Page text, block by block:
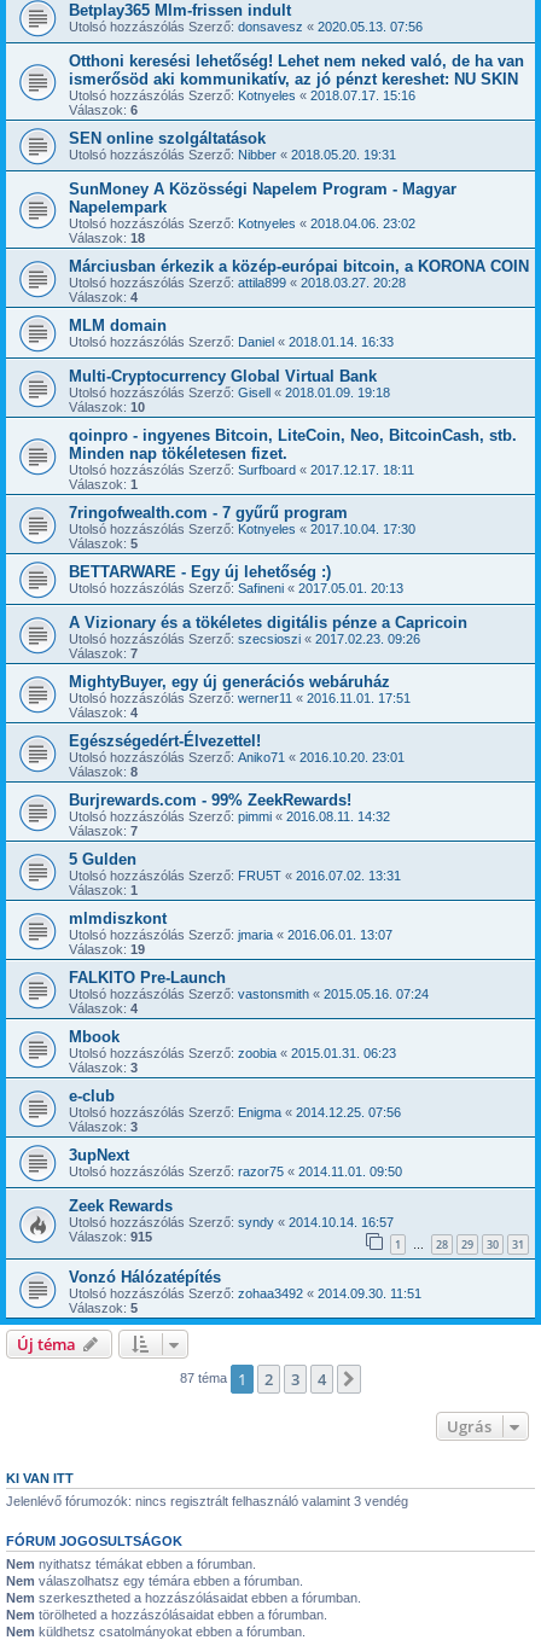
Betplay365 Mlm-frissen indult
Utolsó hozzászólás Szerző: donsavesz « 2020.05.13. 07:56
Otthoni keresési lehetőség! Lehet nem neked való, de ha van
ismerősöd aki kommunikatív, az jó pénzt kereshet: NU SKIN
Utolsó hozzászólás Szerző: Kotnyeles « 2018.07.17. 15:16
Válaszok: 6
SEN online szolgáltatások
Utolsó hozzászólás Szerző: Nibber « 2018.05.20. 19:31
SunMoney A Közösségi Napelem Program - Magyar
Napelempark
Utolsó hozzászólás Szerző: Kotnyeles « 2018.04.06. 23:02
Válaszok: 18
Márciusban érkezik a közép-európai bitcoin, a KORONA COIN
Utolsó hozzászólás Szerző: attila899 « 2018.03.27. 20:28
Válaszok: 4
MLM domain
Utolsó hozzászólás Szerző: Daniel « 2018.01.14. 16:33
Multi-Cryptocurrency Global Virtual Bank
Utolsó hozzászólás Szerző: Gisell « 2018.01.09. 19:18
Válaszok: 10
qoinpro - ingyenes Bitcoin, LiteCoin, Neo, BitcoinCash, stb.
Minden nap tökéletesen fizet.
Utolsó hozzászólás Szerző: Surfboard « 2017.12.17. 18:11
Válaszok: 1
7ringofwealth.com - 7 gyűrű program
Utolsó hozzászólás Szerző: Kotnyeles « 2017.10.04. 17:30
Válaszok: 5
BETTARWARE - Egy új lehetőség :)
Utolsó hozzászólás Szerző: Safineni « 2017.05.01. 20:13
A Vizionary és a tökéletes digitális pénze a Capricoin
Utolsó hozzászólás Szerző: szecsioszi « 2017.02.23. 09:26
Válaszok: 7
MightyBuyer, egy új generációs webáruház
Utolsó hozzászólás Szerző: werner11 « 2016.11.01. 17:51
Válaszok: 4
Egészségedért-Élvezettel!
Utolsó hozzászólás Szerző: Aniko71 « 2016.10.20. 23:01
Válaszok: 8
Burjrewards.com - 99% ZeekRewards!
Utolsó hozzászólás Szerző: pimmi « 2016.08.11. 14:32
Válaszok: 7
5 Gulden
Utolsó hozzászólás Szerző: FRU5T « 2016.07.02. 13:31
Válaszok: 1
mlmdiszkont
Utolsó hozzászólás Szerző: jmaria « 2016.06.01. 13:07
Válaszok: 19
FALKITO Pre-Launch
Utolsó hozzászólás Szerző: vastonsmith « 2015.05.16. 07:24
Válaszok: 4
Mbook
Utolsó hozzászólás Szerző: zoobia « 2015.01.31. 06:23
Válaszok: 3
e-club
Utolsó hozzászólás Szerző: Enigma « 2014.12.25. 07:56
Válaszok: 3
3upNext
Utolsó hozzászólás Szerző: razor75 « 2014.11.01. 09:50
Zeek Rewards
Utolsó hozzászólás Szerző: syndy « 2014.10.14. 16:57
Válaszok: 915 1 … 28 29 30 31
Vonzó Hálózatépítés
Utolsó hozzászólás Szerző: zohaa3492 « 2014.09.30. 11:51
Válaszok: 5
Új téma
87 téma 1 2 3 4
Ugrás
KI VAN ITT
Jelenlévő fórumozók: nincs regisztrált felhasználó valamint 3 vendég
FÓRUM JOGOSULTSÁGOK
Nem nyithatsz témákat ebben a fórumban.
Nem válaszolhatsz egy témára ebben a fórumban.
Nem szerkesztheted a hozzászólásaidat ebben a fórumban.
Nem törölheted a hozzászólásaidat ebben a fórumban.
Nem küldhetsz csatolmányokat ebben a fórumban.